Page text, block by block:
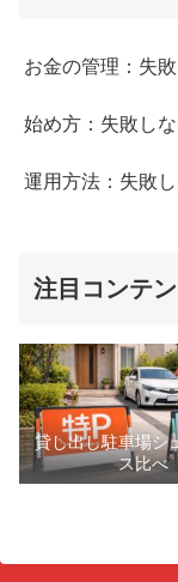
お金の管理：失
始め方：失敗し
運用方法：失敗
注目コンテ
貸し出し駐車場シ
ス比べ